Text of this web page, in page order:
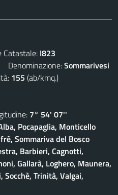
I823
Denominazione:Sommarivesi
155 (ab/kmq.)
7° 54' 07''
Pocapaglia, Monticello
Sommariva del Bosco
Barbieri, Cagnotti,
Gallarà, Loghero, Maunera,
Socchè, Trinità, Valgai,